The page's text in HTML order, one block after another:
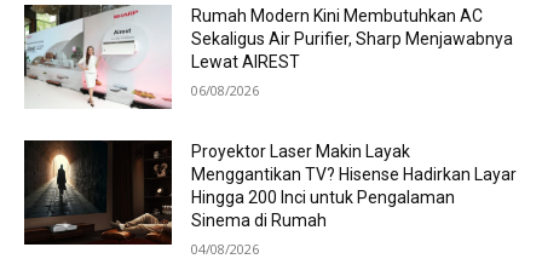
Rumah Modern Kini Membutuhkan AC
Sekaligus Air Purifier, Sharp Menjawabnya
Lewat AIREST
06/08/2026
Proyektor Laser Makin Layak
Menggantikan TV? Hisense Hadirkan Layar
Hingga 200 Inci untuk Pengalaman
Sinema di Rumah
04/08/2026